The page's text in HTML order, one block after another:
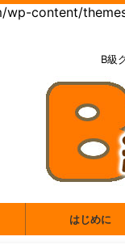
wp-content/
B級
はじめに